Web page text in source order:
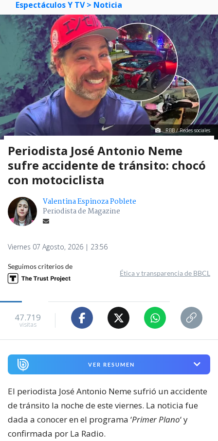
Espectáculos Y TV > Noticia
RBB / Redes sociales
Periodista José Antonio Neme
sufre accidente de tránsito: chocó
con motociclista
Valentina Espinoza Poblete
Periodista de Magazine
Viernes 07 Agosto, 2026 | 23:56
Seguimos criterios de
Ética y transparencia de BBCL
47.719
visitas
VER RESUMEN
El periodista José Antonio Neme sufrió un accidente
de tránsito la noche de este viernes. La noticia fue
dada a conocer en el programa ‘Primer Plano‘ y
confirmada por La Radio.